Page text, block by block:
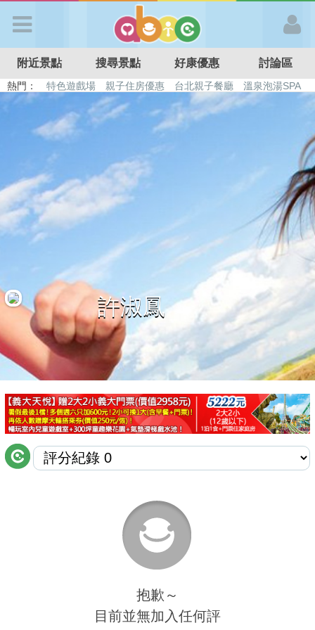
APP登入
首 頁
搜尋景點
好康優惠
最新留言
商家合作
推薦景點
討論區
聯絡我們
附近景點 搜尋景點 好康優惠 討論區
熱門： 特色遊戲場 親子住房優惠 台北親子餐廳
溫泉泡湯SPA
溜滑梯民宿
觀光工廠 日本親子景點
許淑鳳
抱歉～
目前並無加入任何評